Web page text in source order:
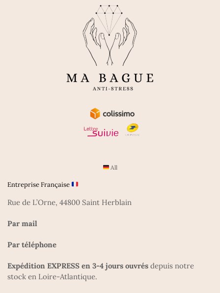
All
Entreprise Française
Rue de L’Orne, 44800 Saint Herblain
Par mail
Par téléphone
Expédition EXPRESS en 3-4 jours ouvrés depuis notre
stock en Loire-Atlantique.